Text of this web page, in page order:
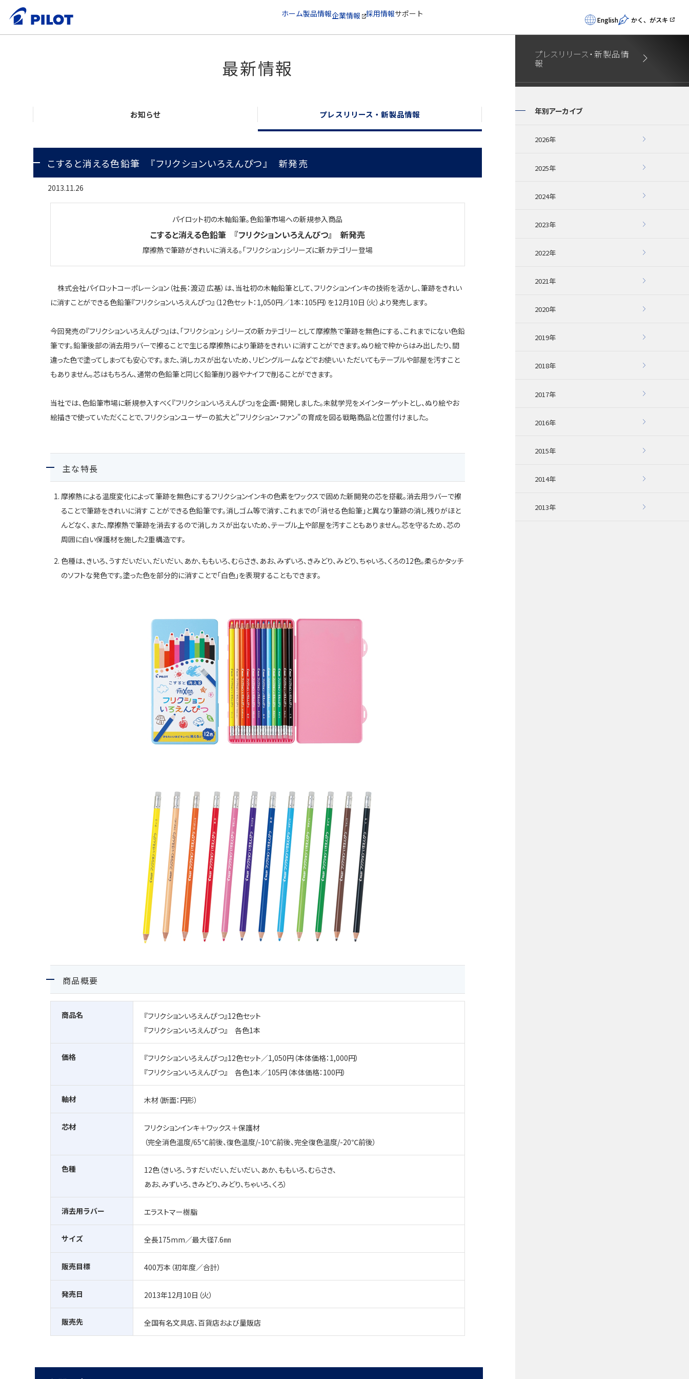
ホーム製品情報企業情報 採用情報サポート
English かく、がスキ
最新情報
お知らせ プレスリリース・新製品情報
こすると消える色鉛筆 『フリクションいろえんぴつ』 新発売
2013.11.26
パイロット初の木軸鉛筆。色鉛筆市場への新規参入商品
こすると消える色鉛筆 『フリクションいろえんぴつ』 新発売
摩擦熱で筆跡がきれいに消える。「フリクション」シリーズに新カテゴリー登場
株式会社パイロットコーポレーション（社長：渡辺 広基）は、当社初の木軸鉛筆として、フリクションインキの技術を活かし、筆跡をきれい
に消すことができる色鉛筆『フリクションいろえんぴつ』（12色セッ ト：1,050円／1本：105円）を12月10日（火）より発売します。
今回発売の『フリクションいろえんぴつ』は、「フリクション」 シリーズの新カテゴリーとして摩擦熱で筆跡を無色にする、これまでにない色鉛
筆です。鉛筆後部の消去用ラバーで擦ることで生じる摩擦熱により筆跡をきれい に消すことができます。ぬり絵で枠からはみ出したり、間
違った色で塗ってしまっても安心です。また、消しカスが出ないため、リビングルームなどでお使いい ただいてもテーブルや部屋を汚すこと
もありません。芯はもちろん、通常の色鉛筆と同じく鉛筆削り器やナイフで削ることができます。
当社では、色鉛筆市場に新規参入すべく『フリクションいろえんぴつ』を企画・開発しました。未就学児をメインターゲットとし、ぬり絵やお
絵描きで使っていただくことで、フリクションユーザーの拡大と"フリクション・ファン"の育成を図る戦略商品と位置付けました。
主な特長
摩擦熱による温度変化によって筆跡を無色にするフリクションインキの色素をワックスで固めた新開発の芯を搭載。消去用ラバーで擦
ることで筆跡をきれいに消す ことができる色鉛筆です。消しゴム等で消す、これまでの「消せる色鉛筆」と異なり筆跡の消し残りがほと
んどなく、また、摩擦熱で筆跡を消去するので消しカ スが出ないため、テーブル上や部屋を汚すこともありません。芯を守るため、芯の
周囲に白い保護材を施した2重構造です。
色種は、きいろ、うすだいだい、だいだい、あか、ももいろ、むらさき、あお、みずいろ、きみどり、みどり、ちゃいろ、くろの12色。柔らかタッチ
のソフトな発色です。塗った色を部分的に消すことで「白色」を表現することもできます。
商品概要
商品名
『フリクションいろえんぴつ』12色セット
『フリクションいろえんぴつ』 各色1本
価格
『フリクションいろえんぴつ』12色セット／1,050円（本体価格：1,000円）
『フリクションいろえんぴつ』 各色1本／105円（本体価格：100円）
軸材 木材（断面：円形）
芯材
フリクションインキ＋ワックス＋保護材
（完全消色温度/65℃前後、復色温度/-10℃前後、完全復色温度/-20℃前後）
色種
12色（きいろ、うすだいだい、だいだい、あか、ももいろ、むらさき、
あお、みずいろ、きみどり、みどり、ちゃいろ、くろ）
消去用ラバー エラストマー樹脂
サイズ 全長175mm／最大径7.6㎜
販売目標 400万本（初年度／合計）
発売日 2013年12月10日（火）
販売先 全国有名文具店、百貨店および量販店
プレスリリース・新製品情
報
年別アーカイブ
2026年
2025年
2024年
2023年
2022年
2021年
2020年
2019年
2018年
2017年
2016年
2015年
2014年
2013年